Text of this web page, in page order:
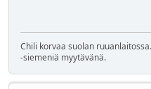
Chili korvaa suolan
-siemeniä myytävänä.